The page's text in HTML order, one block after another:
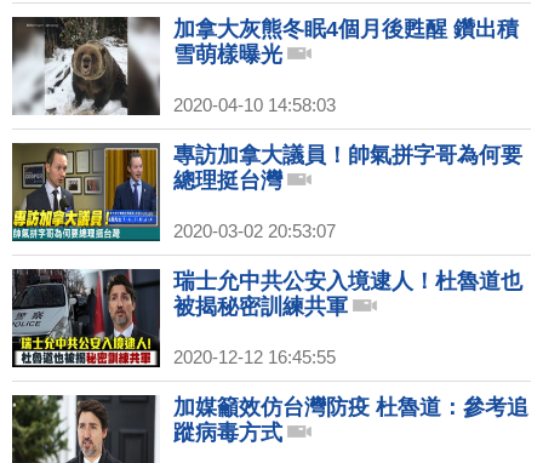
加拿大灰熊冬眠4個月後甦醒 鑽出積
雪萌樣曝光
2020-04-10 14:58:03
專訪加拿大議員！帥氣拼字哥為何要
總理挺台灣
2020-03-02 20:53:07
瑞士允中共公安入境逮人！杜魯道也
被揭秘密訓練共軍
2020-12-12 16:45:55
加媒籲效仿台灣防疫 杜魯道：參考追
蹤病毒方式